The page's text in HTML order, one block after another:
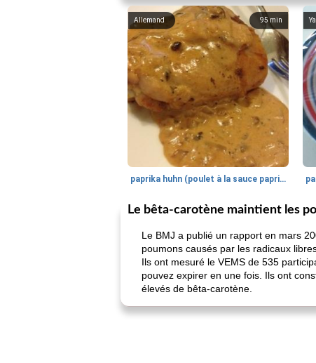
95min
Allemand
paprika huhn (poulet à la sauce paprika).
Le bêta-carotène maintient les
Le BMJ a publié un rapport en mars
poumons causés par les radicaux
Ils ont mesuré le VEMS de 535
pouvez expirer en une fois. Ils ont
élevés de bêta-carotène.